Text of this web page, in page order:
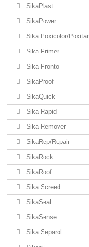
SikaPlast
SikaPower
Sika Poxicolor/Poxitar
Sika Primer
Sika Pronto
SikaProof
SikaQuick
Sika Rapid
Sika Remover
SikaRep/Repair
SikaRock
SikaRoof
Sika Screed
SikaSeal
SikaSense
Sika Separol